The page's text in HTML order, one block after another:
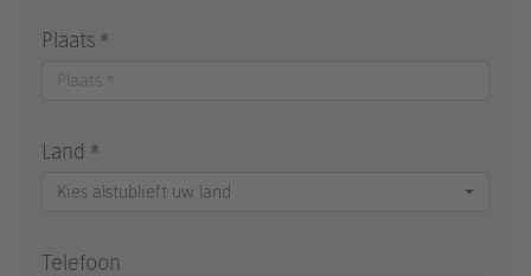
Plaats *
Land *
Kies alstublieft uw land
Telefoon